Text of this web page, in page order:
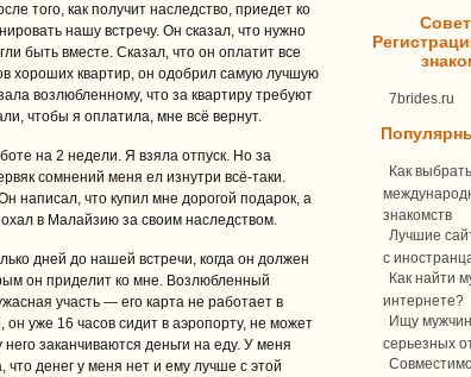
того, как получит наследство, приедет ко
нашу встречу. Он сказал, что нужно
быть вместе. Сказал, что он оплатит все
хороших квартир, он одобрил самую лучшую
возлюбленному, что за квартиру требуют
чтобы я оплатила, мне всё вернут.
на 2 недели. Я взяла отпуск. Но за
сомнений меня ел изнутри всё-таки.
написал, что купил мне дорогой подарок, а
в Малайзию за своим наследством.
дней до нашей встречи, когда он должен
он приделит ко мне. Возлюбленный
участь — его карта не работает в
уже 16 часов сидит в аэропорту, не может
заканчиваются деньги на еду. У меня
денег у меня нет и ему лучше с этой
7brides.ru
Как
знакомств
Лучшие
с
Как найти
интернете?
Ищу
серьезных